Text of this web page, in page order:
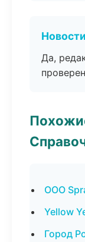
Да,
ООО
Yellow
Город